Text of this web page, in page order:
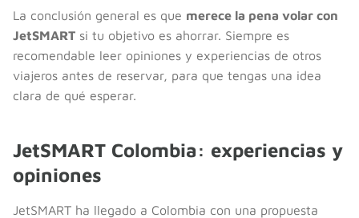
La conclusión general es que merece la pena volar con
JetSMART si tu objetivo es ahorrar. Siempre es
recomendable leer opiniones y experiencias de otros
viajeros antes de reservar, para que tengas una idea
clara de qué esperar.
JetSMART Colombia: experiencias y
opiniones
JetSMART ha llegado a Colombia con una propuesta